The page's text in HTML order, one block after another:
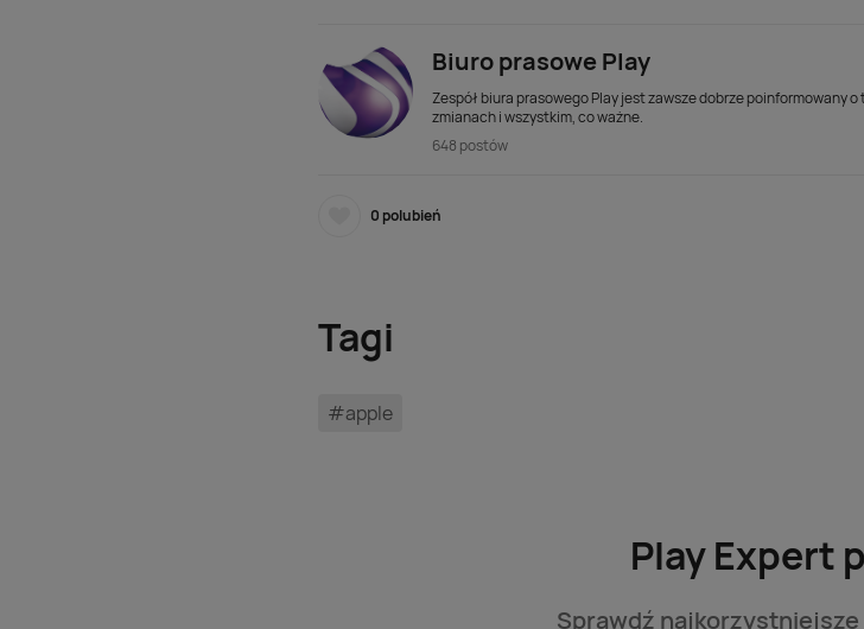
Biuro prasowe Play
Zespół biura prasowego Play jest zawsze dobrze poinformowany
zmianach i wszystkim, co ważne.
648 postów
0 polubień
Tagi
#apple
Play Expert
Sprawdź najkorzystniejsze